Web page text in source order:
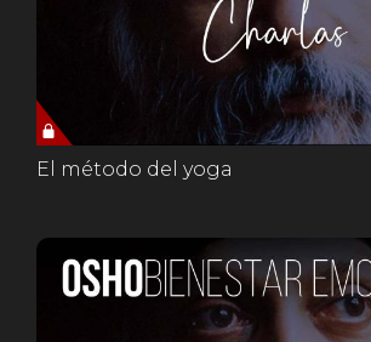
El método del yoga